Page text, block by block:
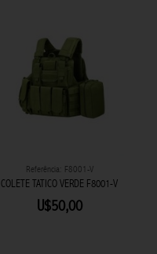
Referência: F8001-V
COLETE TATICO VERDE F8001-V
U$50,00